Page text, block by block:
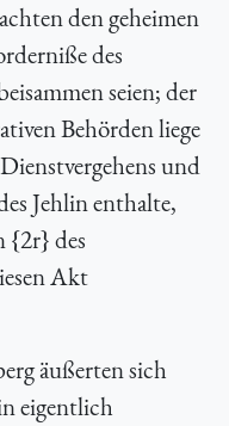
den geheimen
des
seien; der
Behörden liege
und
Jehlin enthalte,
{2r} des
Akt
äußerten sich
eigentlich